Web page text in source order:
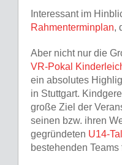
Interessant im
Rahmenterminplan,
Aber nicht nur die
VR-Pokal
ein absolutes
in Stuttgart.
große Ziel der
seinen bzw. ihren
gegründeten U14-
bestehenden